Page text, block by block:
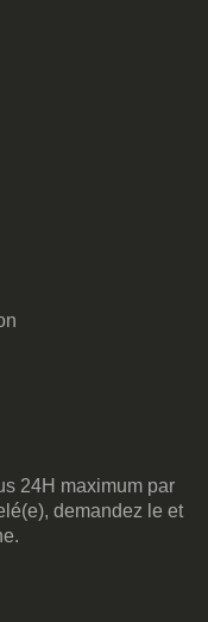
24H maximum par
demandez le et